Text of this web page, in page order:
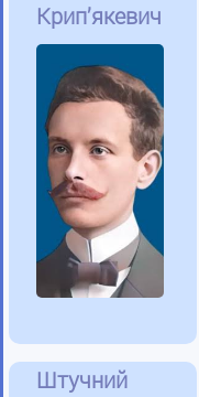
Крип’якевич
Штучний